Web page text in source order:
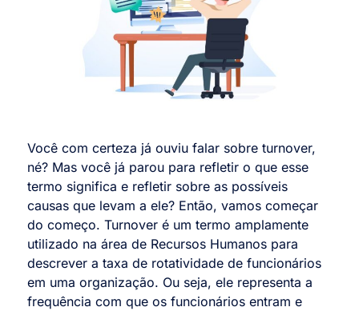
Você com certeza já ouviu falar sobre turnover,
né? Mas você já parou para refletir o que esse
termo significa e refletir sobre as possíveis
causas que levam a ele? Então, vamos começar
do começo. Turnover é um termo amplamente
utilizado na área de Recursos Humanos para
descrever a taxa de rotatividade de funcionários
em uma organização. Ou seja, ele representa a
frequência com que os funcionários entram e